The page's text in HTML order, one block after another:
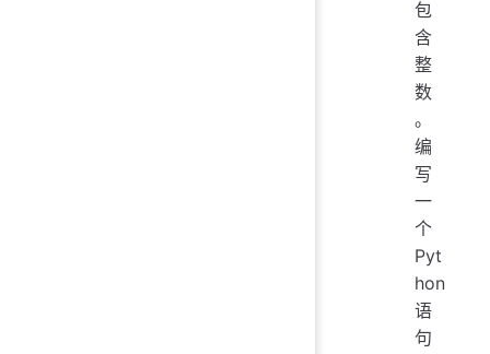
包
含
整
数
。
编
写
一
个
Pyt
hon
语
句